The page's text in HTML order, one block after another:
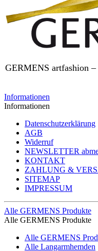
GERMENS artfashion
Informationen
Informationen
Datenschutzerklärung
AGB
Widerruf
NEWSLETTER
KONTAKT
ZAHLUNG &
SITEMAP
IMPRESSUM
Alle GERMENS Produkte
Alle GERMENS Produkte
Alle GERMENS
Alle Langarmhemden